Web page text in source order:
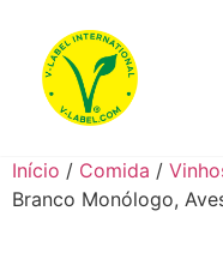
Início / Comida /
Branco Monólogo,